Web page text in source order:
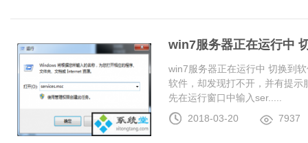
win7服务器正在运行中
win7服务器正在运行中 切换到
软件，却发现打不开，并有提
先在运行窗口中输入ser.....
2018-03-20
7937